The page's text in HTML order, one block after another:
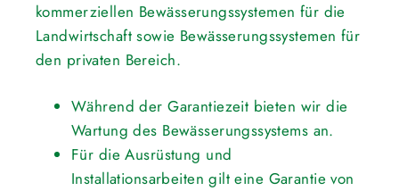
kommerziellen Bewässerungssystemen für die
Landwirtschaft sowie Bewässerungssystemen für
den privaten Bereich.
Während der Garantiezeit bieten wir die
Wartung des Bewässerungssystems an.
Für die Ausrüstung und
Installationsarbeiten gilt eine Garantie von